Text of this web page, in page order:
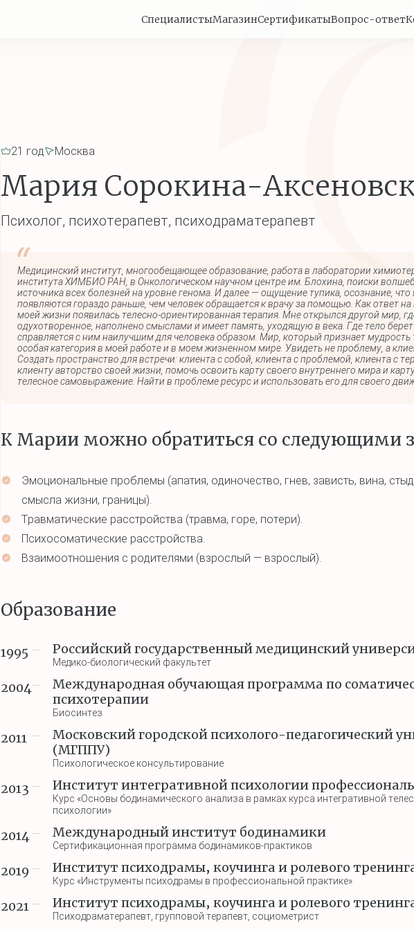
СпециалистыМагазинСертификатыВопрос-ответ
21 год Москва
Мария Сорокина-
Психолог, психотерапевт, психодраматерапевт
Медицинский институт, многообещающее образование, работа в лаборатории
института ХИМБИО РАН, в Онкологическом научном центре им. Блохина, поиски
источника всех болезней на уровне генома. И далее — ощущение тупика, осознание,
появляются гораздо раньше, чем человек обращается к врачу за помощью. Как ответ
моей жизни появилась телесно-ориентированная терапия. Мне открылся другой мир,
одухотворенное, наполнено смыслами и имеет память, уходящую в века. Где тело
справляется с ним наилучшим для человека образом. Мир, который признает мудрость
особая категория в моей работе и в моем жизненном мире. Увидеть не проблему, а
Создать пространство для встречи: клиента с собой, клиента с проблемой, клиента с
клиенту авторство своей жизни, помочь освоить карту своего внутреннего мира и
телесное самовыражение. Найти в проблеме ресурс и использовать его для своего
К Марии можно обратиться со следующими
Эмоциональные проблемы (апатия, одиночество, гнев, зависть, вина,
смысла жизни, границы).
Травматические расстройства (травма, горе, потери).
Психосоматические расстройства.
Взаимоотношения с родителями (взрослый — взрослый).
Образование
1995 — Российский государственный медицинский
Медико-биологический факультет
2004 —
Международная обучающая программа по
психотерапии
Биосинтез
2011 —
Московский городской психолого-педагогический
(МГППУ)
Психологическое консультирование
2013 — Институт интегративной психологии
Курс «Основы бодинамического анализа в рамках курса интегративной
психологии»
2014 — Международный институт бодинамики
Сертификационная программа бодинамиков-практиков
2019 — Институт психодрамы, коучинга и ролевого
Курс «Инструменты психодрамы в профессиональной практике»
2021 — Институт психодрамы, коучинга и ролевого
Психодраматерапевт, групповой терапевт, социометрист